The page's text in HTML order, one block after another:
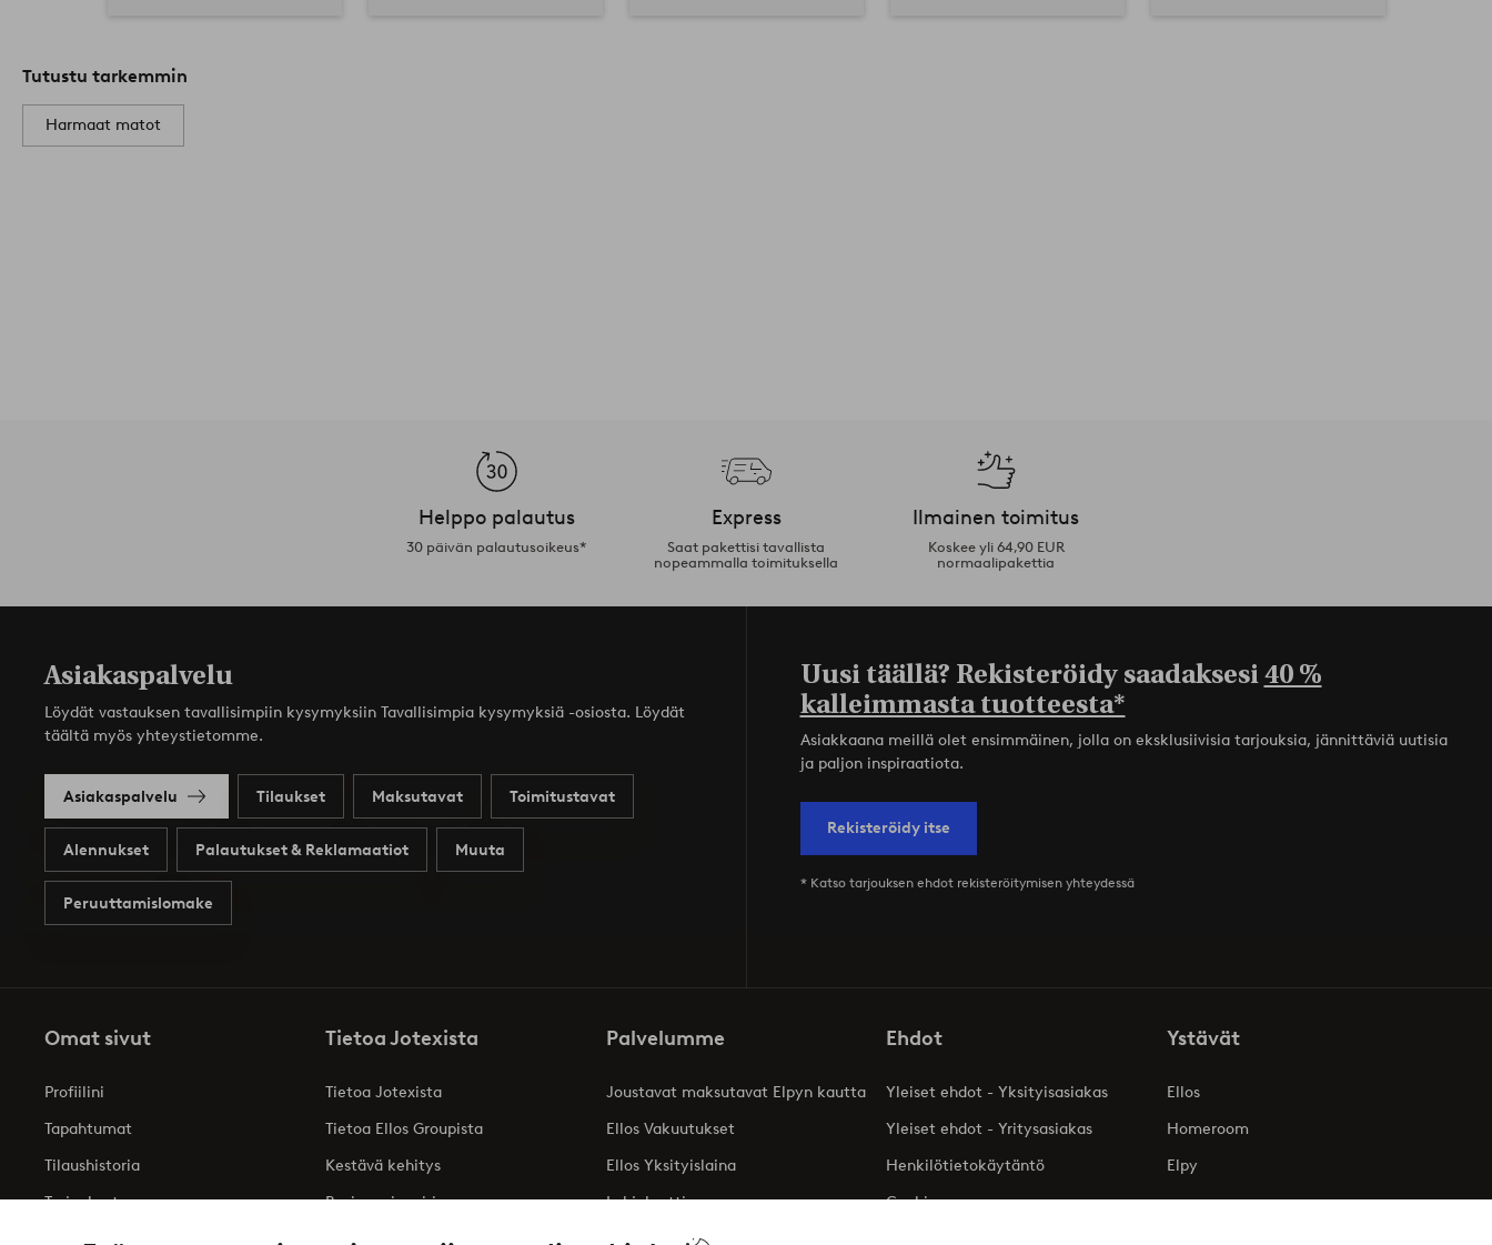
Tutustu tarkemmin
Harmaat matot
Helppo palautus
30 päivän palautusoikeus*
Express
Saat pakettisi tavallista
nopeammalla toimituksella
Ilmainen toimitus
Koskee yli 64,90 EUR
normaalipakettia
Asiakaspalvelu
Löydät vastauksen tavallisimpiin kysymyksiin Tavallisimpia kysymyksiä -osiosta. Löydät
täältä myös yhteystietomme.
Asiakaspalvelu Tilaukset Maksutavat Toimitustavat
Alennukset Palautukset & Reklamaatiot Muuta
Peruuttamislomake
Uusi täällä? Rekisteröidy saadaksesi40 %
kalleimmasta tuotteesta*
Asiakkaana meillä olet ensimmäinen, jolla on eksklusiivisia tarjouksia, jännittäviä uutisia
ja paljon inspiraatiota.
Rekisteröidy itse
* Katso tarjouksen ehdot rekisteröitymisen yhteydessä
Omat sivut
Profiilini
Tapahtumat
Tilaushistoria
Tarjoukset
Tietoa Jotexista
Tietoa Jotexista
Tietoa Ellos Groupista
Kestävä kehitys
Business inquiries
Saavutettavuusseloste
Palvelumme
Joustavat maksutavat Elpyn kautta
Ellos Vakuutukset
Ellos Yksityislaina
Lahjakortti
Ehdot
Yleiset ehdot - Yksityisasiakas
Yleiset ehdot - Yritysasiakas
Henkilötietokäytäntö
Cookies
Ystävät
Ellos
Homeroom
Elpy